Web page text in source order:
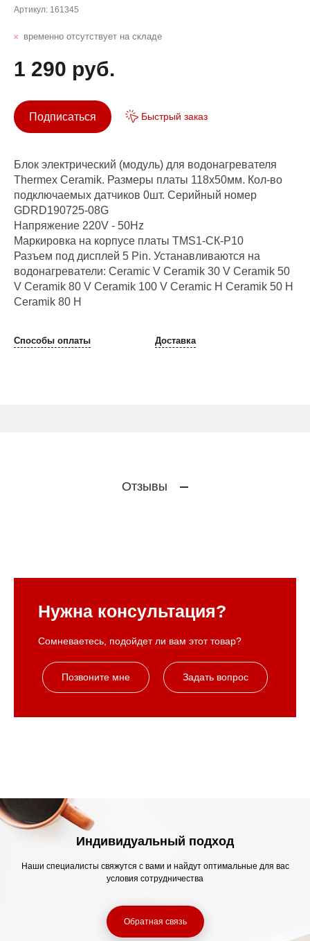
Артикул: 161345
временно отсутствует на складе
1 290 руб.
Подписаться Быстрый заказ
Блок электрический (модуль) для водонагревателя
Thermex Ceramik. Размеры платы 118х50мм. Кол-во
подключаемых датчиков 0шт. Серийный номер
GDRD190725-08G
Напряжение 220V - 50Hz
Маркировка на корпусе платы TMS1-СК-P10
Разъем под дисплей 5 Pin. Устанавливаются на
водонагреватели: Ceramic V Ceramik 30 V Ceramik 50
V Ceramik 80 V Ceramik 100 V Ceramic H Ceramik 50 H
Ceramik 80 H
Способы оплаты Доставка
Отзывы
Нужна консультация?
Сомневаетесь, подойдет ли вам этот товар?
Позвоните мне Задать вопрос
Индивидуальный подход
Наши специалисты свяжутся с вами и найдут оптимальные для вас
условия сотрудничества
Обратная связь